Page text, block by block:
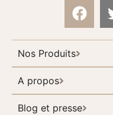
Nos Produits
A propos
Blog et presse